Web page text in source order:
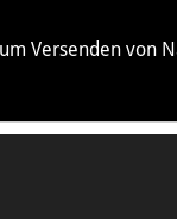
Versenden von